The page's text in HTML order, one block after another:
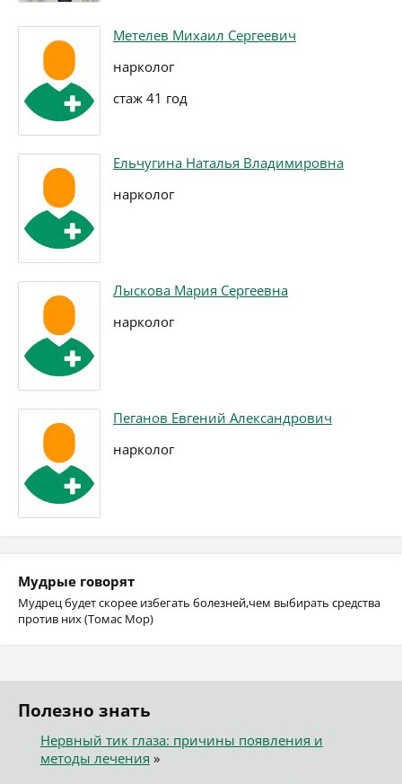
Метелев Михаил Сергеевич
нарколог
стаж 41 год
Ельчугина Наталья Владимировна
нарколог
Лыскова Мария Сергеевна
нарколог
Пеганов Евгений Александрович
нарколог
Мудрые говорят
Мудрец будет скорее избегать болезней,чем выбирать средства
против них (Томас Мор)
Полезно знать
Нервный тик глаза: причины появления и
методы лечения »